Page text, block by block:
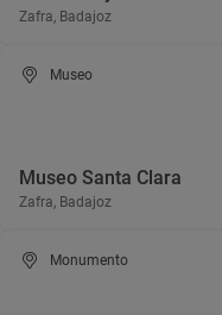
Zafra, Badajoz
Museo
Museo Santa Clara
Zafra, Badajoz
Monumento